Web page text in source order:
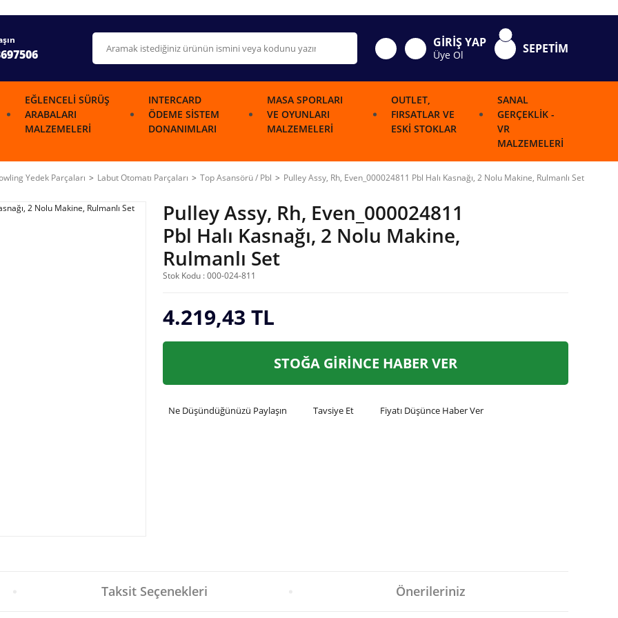
GİRİŞ YAP
Üye Ol SEPETİM
EĞLENCELI SÜRÜŞ
ARABALARI
MALZEMELERI
INTERCARD
ÖDEME SISTEM
DONANIMLARI
MASA SPORLARI
VE OYUNLARI
MALZEMELERI
OUTLET,
FIRSATLAR VE
ESKI STOKLAR
SANAL
GERÇEKLIK -
VR
MALZEMELERI
Yedek Parçaları Labut Otomatı Parçaları Top Asansörü / Pbl Pulley Assy, Rh, Even_000024811 Pbl Halı Kasnağı, 2 Nolu Makine, Rulmanlı Set
Pulley Assy, Rh, Even_000024811
Pbl Halı Kasnağı, 2 Nolu Makine,
Rulmanlı Set
Stok Kodu : 000-024-811
4.219,43 TL
STOĞA GİRİNCE HABER VER
Ne Düşündüğünüzü Paylaşın Tavsiye Et Fiyatı Düşünce Haber Ver
Taksit Seçenekleri Önerileriniz